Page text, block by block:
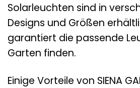
Solarleuchten sind in
Designs und Größen
garantiert die passende
Garten finden.
Einige Vorteile von SIENA